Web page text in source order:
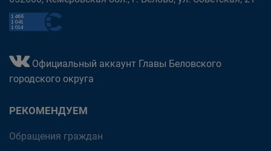
Официальный аккаунт Главы Беловского
городского округа
РЕКОМЕНДУЕМ
Обращения граждан